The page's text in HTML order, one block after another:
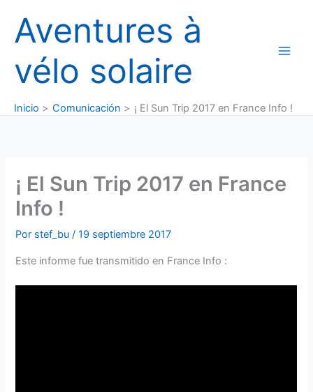
contenido
Aventures à
vélo solaire
Inicio Comunicación ¡ El Sun Trip 2017 en France Info !
¡ El Sun Trip 2017 en France
Info !
Por stef_bu/19 septiembre 2017
Este informe fue transmitido en France Info :